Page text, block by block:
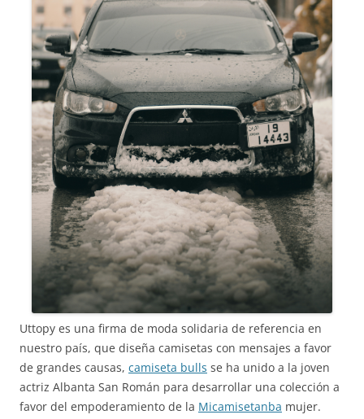
Uttopy es una firma de moda solidaria de referencia en
nuestro país, que diseña camisetas con mensajes a favor
de grandes causas, camiseta bulls se ha unido a la joven
actriz Albanta San Román para desarrollar una colección a
favor del empoderamiento de la Micamisetanba mujer.